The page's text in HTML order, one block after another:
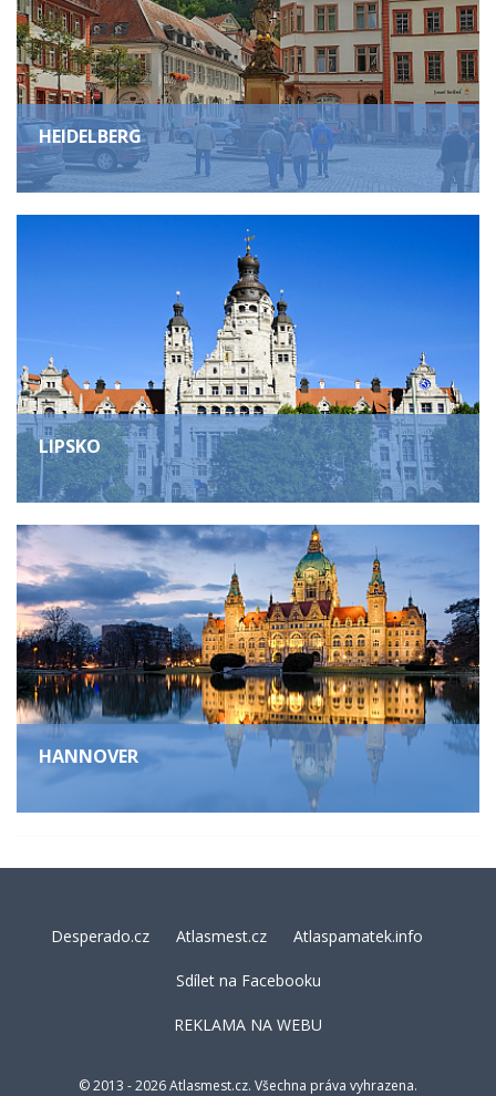
HEIDELBERG
LIPSKO
HANNOVER
Desperado.cz Atlasmest.cz Atlaspamatek.info
Sdílet na Facebooku
REKLAMA NA WEBU
© 2013 - 2026 Atlasmest.cz. Všechna práva vyhrazena.